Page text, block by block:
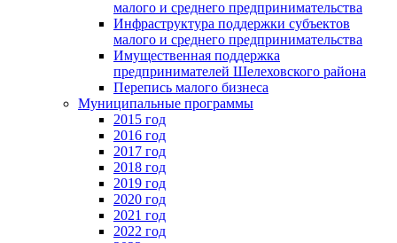
малого и среднего предпринимательства
Инфраструктура поддержки субъектов
малого и среднего предпринимательства
Имущественная поддержка
предпринимателей Шелеховского района
Перепись малого бизнеса
Муниципальные программы
2015 год
2016 год
2017 год
2018 год
2019 год
2020 год
2021 год
2022 год